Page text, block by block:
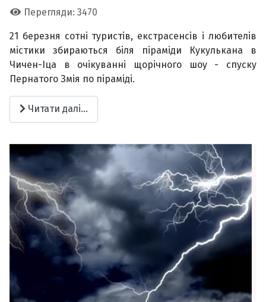
Перегляди: 3470
21 березня сотні туристів, екстрасенсів і любителів
містики збираються біля піраміди Кукулькана в
Чичен-Іца в очікуванні щорічного шоу - спуску
Пернатого Змія по піраміді.
Читати далі...